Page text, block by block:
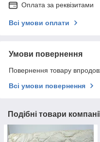
Оплата за реквізитами
Всі умови оплати
Умови повернення
Повернення товару
Всі умови повернення
Подібні товари